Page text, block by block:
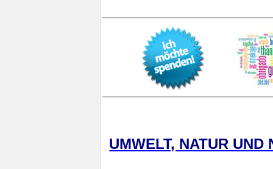
UMWELT, NATUR UND